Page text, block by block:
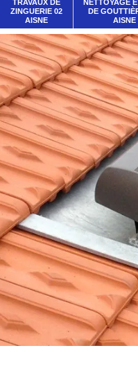
TRAVAUX DE
ZINGUERIE 02
AISNE
NETTOYAGE
DE
AISNE